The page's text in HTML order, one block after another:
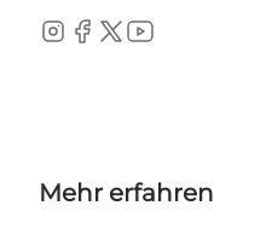
Instagram
Facebook
TwitterYouTube
Mehr erfahren